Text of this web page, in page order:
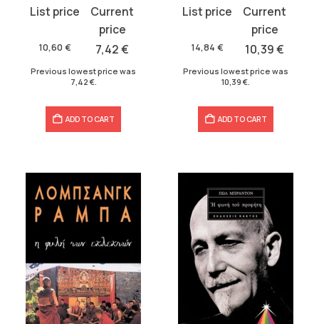
10,60 €
Original
was:
7,42€
Current
Previous lowest price was
7,42 €.
ADD TO CART
14,84 €
Original
was:
10,39€
Current
Previous lowest price was
10,39 €
ADD TO CART